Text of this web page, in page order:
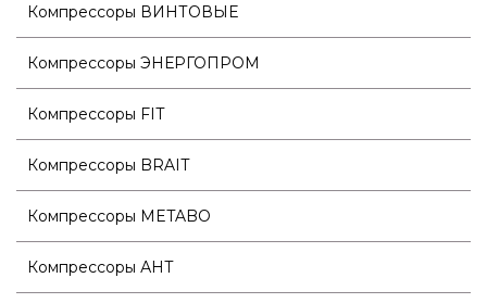
Компрессоры ВИНТОВЫЕ
Компрессоры ЭНЕРГОПРОМ
Компрессоры FIT
Компрессоры BRAIT
Компрессоры METABO
Компрессоры АНТ